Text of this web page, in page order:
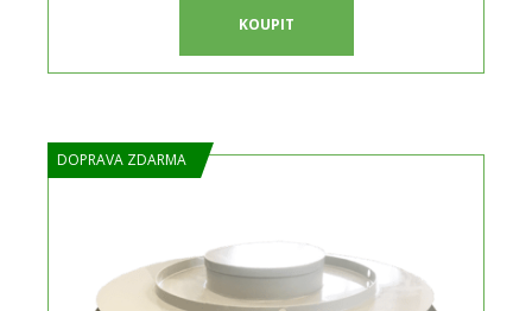
KOUPIT
DOPRAVA ZDARMA